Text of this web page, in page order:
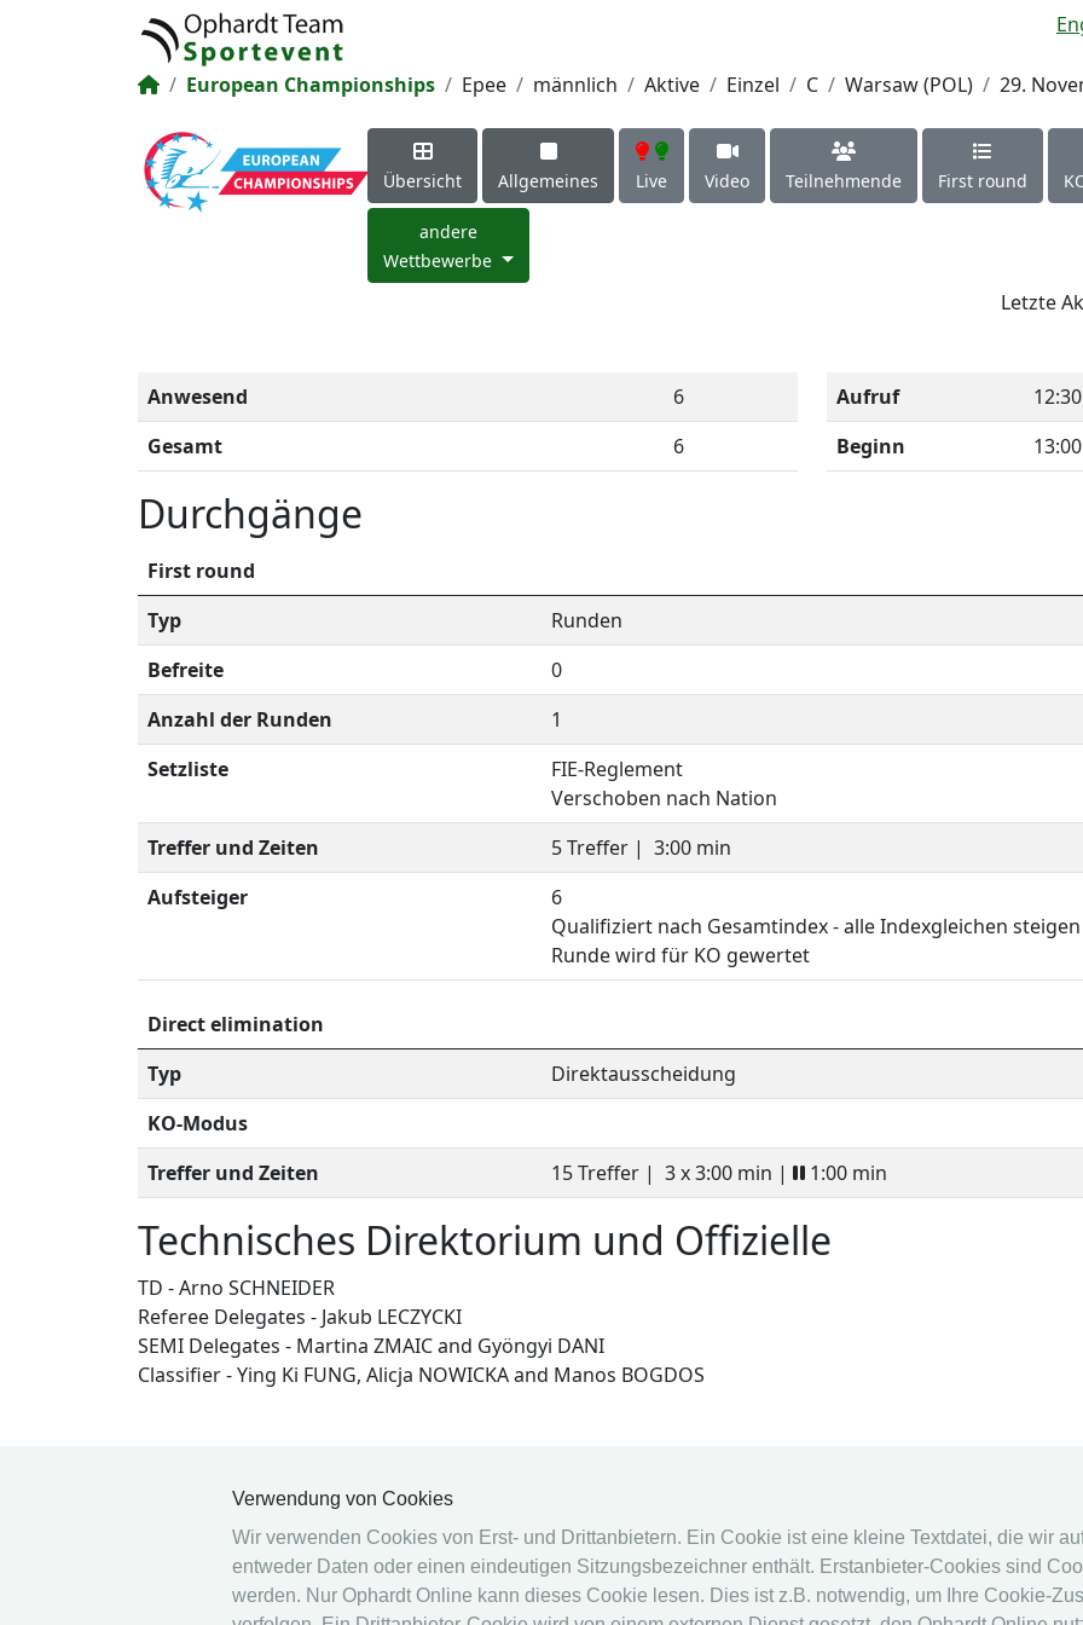
Verwendung von Cookies
Wir verwenden Cookies von Erst- und Drittanbietern. Ein Cookie ist eine kleine Textdatei, die wir
entweder Daten oder einen eindeutigen Sitzungsbezeichner enthält. Erstanbieter-Cookies sind
werden. Nur Ophardt Online kann dieses Cookie lesen. Dies ist z.B. notwendig, um Ihre Cookie-
European Championships Epee männlich Aktive Einzel C Warsaw (POL) 29.
Übersicht Allgemeines Live Video Teilnehmende First round
andere
Wettbewerbe
Letzte
Anwesend
6
Gesamt
6
Aufruf
12:30
Beginn
13:00
Durchgänge
First round
Typ
Runden
Befreite
0
Anzahl der Runden
1
Setzliste
FIE-Reglement
Verschoben nach Nation
Treffer und Zeiten
5 Treffer | 3:00 min
Aufsteiger
6
Qualifiziert nach Gesamtindex - alle Indexgleichen
Runde wird für KO gewertet
Direct elimination
Typ
Direktausscheidung
KO-Modus
Treffer und Zeiten
15 Treffer | 3 x 3:00 min | 1:00 min
Technisches Direktorium und Offizielle
TD - Arno SCHNEIDER
Referee Delegates - Jakub LECZYCKI
SEMI Delegates - Martina ZMAIC and Gyöngyi DANI
Classifier - Ying Ki FUNG, Alicja NOWICKA and Manos BOGDOS
© 2026 Ophardt Team
fencingworldwide
Archiv
Videos
Online
Online
Kalender